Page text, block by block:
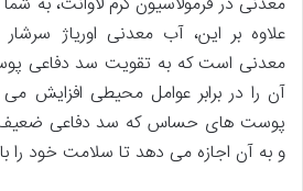
علاوه بر این، آب معدنی اوریاژ
معدنی است که به تقویت سد دفاعی
آن را در برابر عوامل محیطی افزایش
پوست های حساس که سد دفاعی ضعیف
و به آن اجازه می دهد تا سلامت خود را